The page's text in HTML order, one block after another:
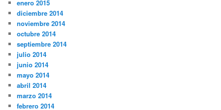
enero 2015
diciembre 2014
noviembre 2014
octubre 2014
septiembre 2014
julio 2014
junio 2014
mayo 2014
abril 2014
marzo 2014
febrero 2014